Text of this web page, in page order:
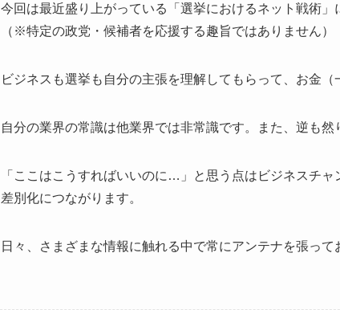
今回は最近盛り上がっている「選挙におけるネット戦術」
（※特定の政党・候補者を応援する趣旨ではありません）
ビジネスも選挙も自分の主張を理解してもらって、お金
自分の業界の常識は他業界では非常識です。また、逆も然
「ここはこうすればいいのに…」と思う点はビジネスチ
差別化につながります。
日々、さまざまな情報に触れる中で常にアンテナを張って